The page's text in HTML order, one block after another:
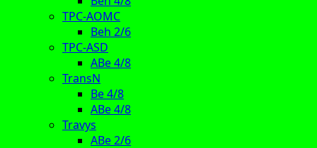
TPC-AOMC
Beh 2/6
TPC-ASD
ABe 4/8
TransN
Be 4/8
ABe 4/8
Travys
ABe 2/6